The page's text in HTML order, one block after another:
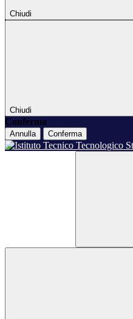
Chiudi
Chiudi
Conferma
Annulla Conferma